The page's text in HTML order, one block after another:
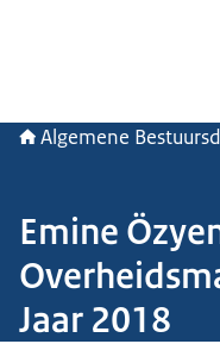
Algemene
Emine
Jaar 2018